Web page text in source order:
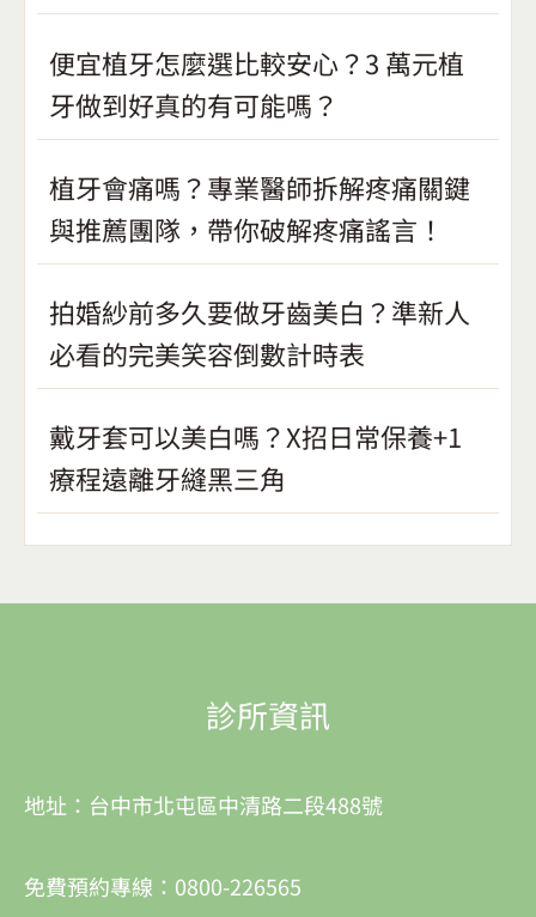
便宜植牙怎麼選比較安心？3 萬元植
牙做到好真的有可能嗎？
植牙會痛嗎？專業醫師拆解疼痛關鍵
與推薦團隊，帶你破解疼痛謠言！
拍婚紗前多久要做牙齒美白？準新人
必看的完美笑容倒數計時表
戴牙套可以美白嗎？X招日常保養+1
療程遠離牙縫黑三角
診所資訊
地址：台中市北屯區中清路二段488號
免費預約專線：0800-226565